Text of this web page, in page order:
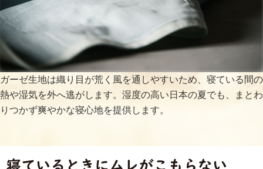
ガーゼ生地は織り目が荒く風を通しやすいため、寝ている間の
熱や湿気を外へ逃がします。湿度の高い日本の夏でも、まとわ
りつかず爽やかな寝心地を提供します。